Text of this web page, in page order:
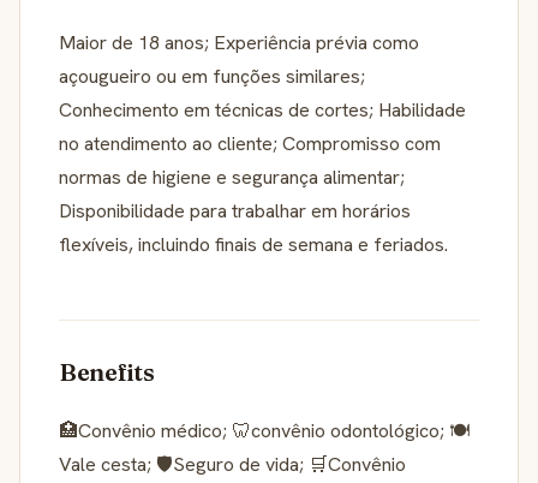
Maior de 18 anos; Experiência prévia como
açougueiro ou em funções similares;
Conhecimento em técnicas de cortes; Habilidade
no atendimento ao cliente; Compromisso com
normas de higiene e segurança alimentar;
Disponibilidade para trabalhar em horários
flexíveis, incluindo finais de semana e feriados.
Benefits
🏥Convênio médico; 🦷convênio odontológico; 🍽️
Vale cesta; 🛡️Seguro de vida; 🛒Convênio